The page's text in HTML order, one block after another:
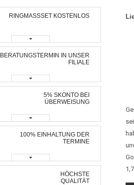
RINGMASSSET KOSTENLOS
BERATUNGSTERMIN IN UNSER
FILIALE
5% SKONTO BEI
ÜBERWEISUNG
100% EINHALTUNG DER
TERMINE
HÖCHSTE
QUALITÄT